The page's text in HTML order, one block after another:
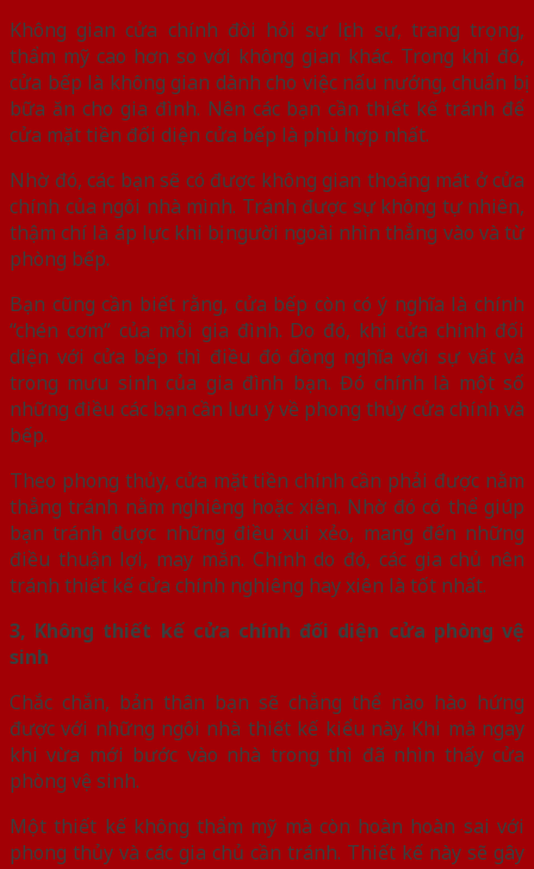
Không gian cửa chính đòi hỏi sự lịch sự, trang trọng,
thẩm mỹ cao hơn so với không gian khác. Trong khi đó,
cửa bếp là không gian dành cho việc nấu nướng, chuẩn bị
bữa ăn cho gia đình. Nên các bạn cần thiết kế tránh để
cửa mặt tiền đối diện cửa bếp là phù hợp nhất.
Nhờ đó, các bạn sẽ có được không gian thoáng mát ở cửa
chính của ngôi nhà mình. Tránh được sự không tự nhiên,
thậm chí là áp lực khi bị người ngoài nhìn thẳng vào và từ
phòng bếp.
Bạn cũng cần biết rằng, cửa bếp còn có ý nghĩa là chính
“chén cơm” của mỗi gia đình. Do đó, khi cửa chính đối
diện với cửa bếp thì điều đó đồng nghĩa với sự vất vả
trong mưu sinh của gia đình bạn. Đó chính là một số
những điều các bạn cần lưu ý về phong thủy cửa chính và
bếp.
Theo phong thủy, cửa mặt tiền chính cần phải được nằm
thẳng tránh nằm nghiêng hoặc xiên. Nhờ đó có thể giúp
bạn tránh được những điều xui xẻo, mang đến những
điều thuận lợi, may mắn. Chính do đó, các gia chủ nên
tránh thiết kế cửa chính nghiêng hay xiên là tốt nhất.
3, Không thiết kế cửa chính đối diện cửa phòng vệ
sinh
Chắc chắn, bản thân bạn sẽ chẳng thể nào hào hứng
được với những ngôi nhà thiết kế kiểu này. Khi mà ngay
khi vừa mới bước vào nhà trong thì đã nhìn thấy cửa
phòng vệ sinh.
Một thiết kế không thẩm mỹ mà còn hoàn hoàn sai với
phong thủy và các gia chủ cần tránh. Thiết kế này sẽ gây